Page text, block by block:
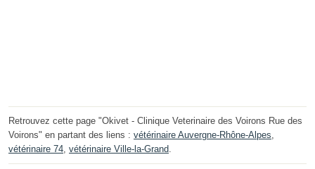
Retrouvez cette page "Okivet - Clinique Veterinaire des Voirons Rue des
Voirons" en partant des liens : vétérinaire Auvergne-Rhône-Alpes,
vétérinaire 74, vétérinaire Ville-la-Grand.